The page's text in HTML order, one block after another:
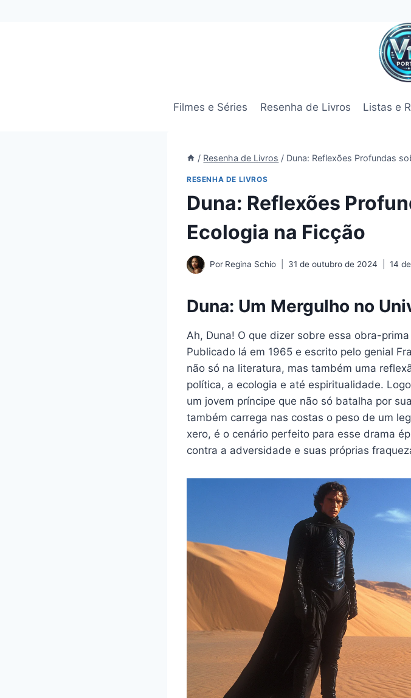
Filmes e Séries Resenha de Livros Listas e
/ Resenha de Livros / Duna: Reflexões Profundas
RESENHA DE LIVROS
Duna: Reflexões
Ecologia na Ficção
Por Regina Schio 31 de outubro de 2024 14
Duna: Um Mergulho no
Ah, Duna! O que dizer sobre essa obra-
Publicado lá em 1965 e escrito pelo genial
não só na literatura, mas também uma
política, a ecologia e até espiritualidade.
um jovem príncipe que não só batalha por
também carrega nas costas o peso de um
xero, é o cenário perfeito para esse drama
contra a adversidade e suas próprias